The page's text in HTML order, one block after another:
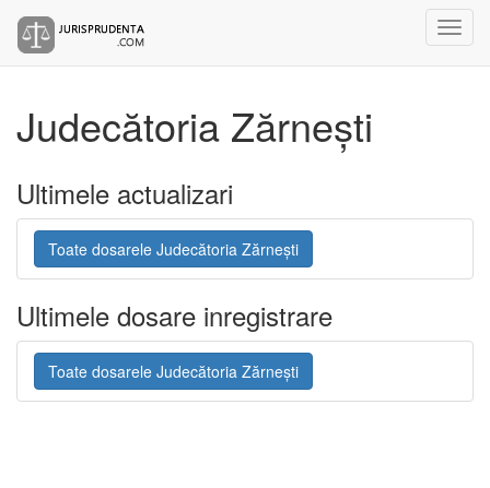
Judecătoria Zărnești
Ultimele actualizari
Toate dosarele Judecătoria Zărnești
Ultimele dosare inregistrare
Toate dosarele Judecătoria Zărnești